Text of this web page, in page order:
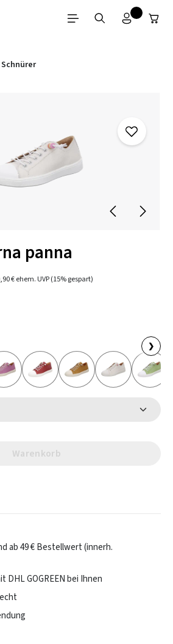
Schnürer
panna
€ehem. UVP(15% gespart)
❯
Warenkorb
ab 49 € Bestellwert (innerh.
DHL GOGREEN bei Ihnen